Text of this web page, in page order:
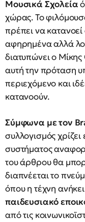
Μουσικά Σχολεία
χώρας. Το
πρέπει να κατανοεί
αφηρημένα αλλά
διατυπώνει ο
αυτή την πρόταση
περιεχόμενο και
κατανοούν.
Σύμφωνα με τον
συλλογισμός χρίζει
συστήματος
του άρθρου θα
διαπνέεται το
όπου η τέχνη
παιδευσιακό
από τις